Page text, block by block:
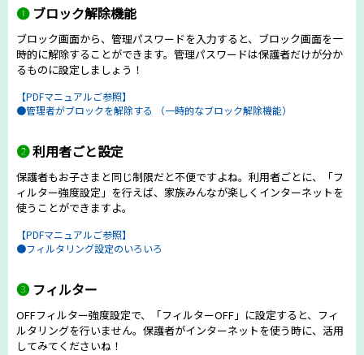
❶ブロック解除機能
ブロック画面から、管理パスワードを入力すると、ブロック画面を一
時的に解除することができます。管理パスワードは保護者だけが分か
るものに設定しましょう！
【PDFマニュアルご参照】
●管理者がブロックを解除する （一時的なブロック解除機能）
❷利用者ごと設定
保護者もお子さまと同じ制限だと不便ですよね。利用者ごとに、「フ
ィルター強度設定」を行えば、家族みんなが楽しくインターネットを
使うことができますよ。
【PDFマニュアルご参照】
●フィルタリング設定のいろいろ
❸ フィルター
OFFフィルター強度設定で、「フィルターOFF」に設定すると、フィ
ルタリングを行いません。保護者がインターネットを使う時に、活用
してみてくださいね！